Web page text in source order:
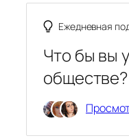
Ежедневная
Что бы вы
обществе?